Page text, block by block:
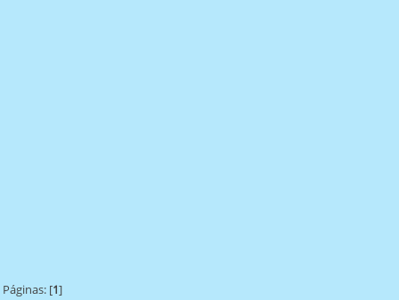
Páginas: [1]